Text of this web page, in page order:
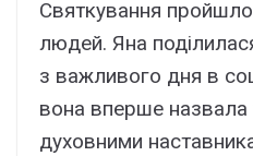
Святкування
людей. Яна
з важливого дня в
вона вперше назвала
духовними